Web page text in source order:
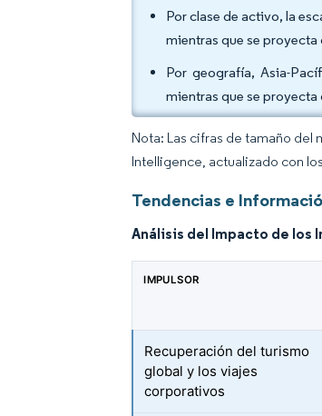
Por clase de activo, la
mientras que se proyecta
Por geografía, Asia-
mientras que se proyecta
Nota: Las cifras de tamaño
Intelligence, actualizado con
Tendencias e
Análisis del Impacto de los
IMPULSOR
Recuperación del turismo
global y los viajes
corporativos